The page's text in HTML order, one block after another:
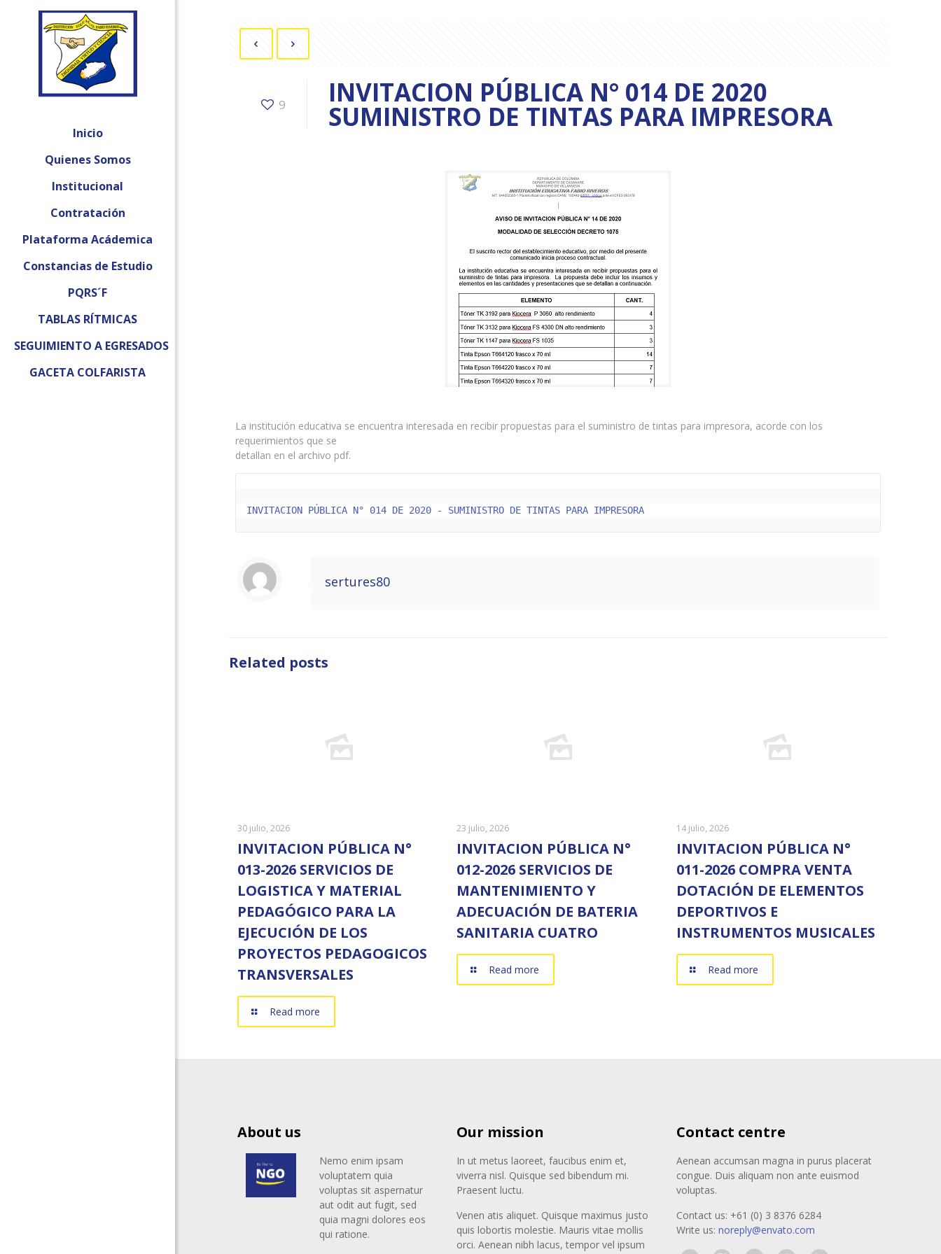
Inicio
Quienes Somos
Institucional
Contratación
Plataforma Acádemica
Constancias de Estudio
PQRS´F
TABLAS RÍTMICAS
SEGUIMIENTO A EGRESADOS
GACETA COLFARISTA
9 INVITACION PÚBLICA N° 014 DE 2020
SUMINISTRO DE TINTAS PARA IMPRESORA
La institución educativa se encuentra interesada en recibir propuestas para el suministro de tintas para impresora, acorde con los
requerimientos que se
detallan en el archivo pdf.
INVITACION PÚBLICA N° 014 DE 2020 - SUMINISTRO DE TINTAS PARA IMPRESORA
sertures80
Related posts
30 julio, 2026
INVITACION PÚBLICA N°
013-2026 SERVICIOS DE
LOGISTICA Y MATERIAL
PEDAGÓGICO PARA LA
EJECUCIÓN DE LOS
PROYECTOS PEDAGOGICOS
TRANSVERSALES
Read more
23 julio, 2026
INVITACION PÚBLICA N°
012-2026 SERVICIOS DE
MANTENIMIENTO Y
ADECUACIÓN DE BATERIA
SANITARIA CUATRO
Read more
14 julio, 2026
INVITACION PÚBLICA N°
011-2026 COMPRA VENTA
DOTACIÓN DE ELEMENTOS
DEPORTIVOS E
INSTRUMENTOS MUSICALES
Read more
About us
Nemo enim ipsam
voluptatem quia
voluptas sit aspernatur
aut odit aut fugit, sed
quia magni dolores eos
qui ratione.
Our mission
In ut metus laoreet, faucibus enim et,
viverra nisl. Quisque sed bibendum mi.
Praesent luctu.
Venen atis aliquet. Quisque maximus justo
quis lobortis molestie. Mauris vitae mollis
orci. Aenean nibh lacus, tempor vel ipsum
Contact centre
Aenean accumsan magna in purus placerat
congue. Duis aliquam non ante euismod
voluptas.
Contact us: +61 (0) 3 8376 6284
Write us: noreply@envato.com